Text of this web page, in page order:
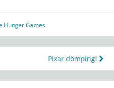
Hunger Games
Pixar dömping!